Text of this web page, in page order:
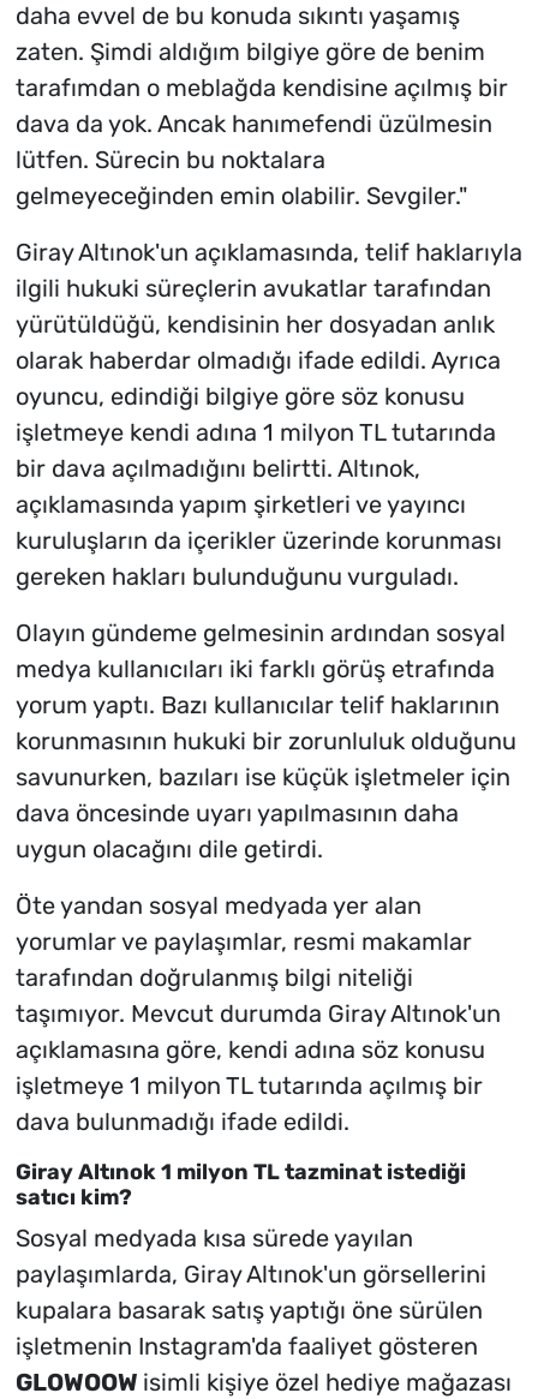
daha evvel de bu konuda sıkıntı yaşamış
zaten. Şimdi aldığım bilgiye göre de benim
tarafımdan o meblağda kendisine açılmış bir
dava da yok. Ancak hanımefendi üzülmesin
lütfen. Sürecin bu noktalara
gelmeyeceğinden emin olabilir. Sevgiler."
Giray Altınok'un açıklamasında, telif haklarıyla
ilgili hukuki süreçlerin avukatlar tarafından
yürütüldüğü, kendisinin her dosyadan anlık
olarak haberdar olmadığı ifade edildi. Ayrıca
oyuncu, edindiği bilgiye göre söz konusu
işletmeye kendi adına 1 milyon TL tutarında
bir dava açılmadığını belirtti. Altınok,
açıklamasında yapım şirketleri ve yayıncı
kuruluşların da içerikler üzerinde korunması
gereken hakları bulunduğunu vurguladı.
Olayın gündeme gelmesinin ardından sosyal
medya kullanıcıları iki farklı görüş etrafında
yorum yaptı. Bazı kullanıcılar telif haklarının
korunmasının hukuki bir zorunluluk olduğunu
savunurken, bazıları ise küçük işletmeler için
dava öncesinde uyarı yapılmasının daha
uygun olacağını dile getirdi.
Öte yandan sosyal medyada yer alan
yorumlar ve paylaşımlar, resmi makamlar
tarafından doğrulanmış bilgi niteliği
taşımıyor. Mevcut durumda Giray Altınok'un
açıklamasına göre, kendi adına söz konusu
işletmeye 1 milyon TL tutarında açılmış bir
dava bulunmadığı ifade edildi.
Giray Altınok 1 milyon TL tazminat istediği
satıcı kim?
Sosyal medyada kısa sürede yayılan
paylaşımlarda, Giray Altınok'un görsellerini
kupalara basarak satış yaptığı öne sürülen
işletmenin Instagram'da faaliyet gösteren
GLOWOOW isimli kişiye özel hediye mağazası